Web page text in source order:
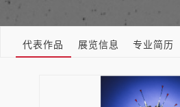
代表作品 展览信息 专业简历